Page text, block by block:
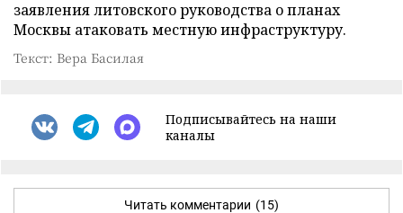
заявления литовского руководства о планах
Москвы атаковать местную инфраструктуру.
Текст: Вера Басилая
Подписывайтесь на наши
каналы
Читать комментарии (15)